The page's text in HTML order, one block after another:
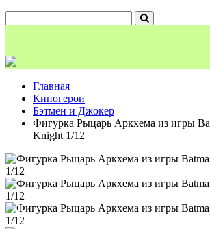
Главная
Киногерои
Бэтмен и Джокер
Фигурка Рыцарь Аркхема из игры
Knight 1/12